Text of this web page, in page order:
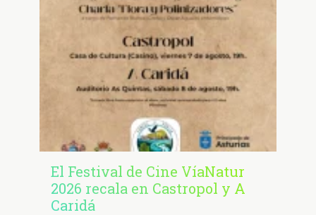
El Festival de Cine VíaNatur
2026 recala en Castropol y A
Caridá